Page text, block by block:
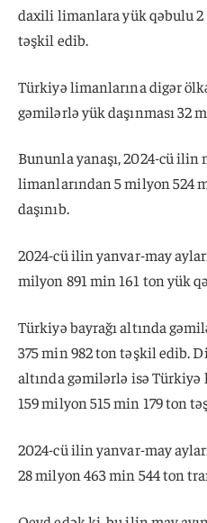
daxili limanlara yük qəbulu
təşkil edib.
Türkiyə limanlarına digər
gəmilərlə yük daşınması 32
Bununla yanaşı, 2024-cü ilin
limanlarından 5 milyon 524
daşınıb.
2024-cü ilin yanvar-may
milyon 891 min 161 ton yük
Türkiyə bayrağı altında
375 min 982 ton təşkil edib.
altında gəmilərlə isə
159 milyon 515 min 179 ton
2024-cü ilin yanvar-may
28 milyon 463 min 544 ton